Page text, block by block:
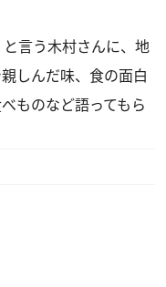
と言う木村さんに、地
しんだ味、食の面白
ものなど語ってもら